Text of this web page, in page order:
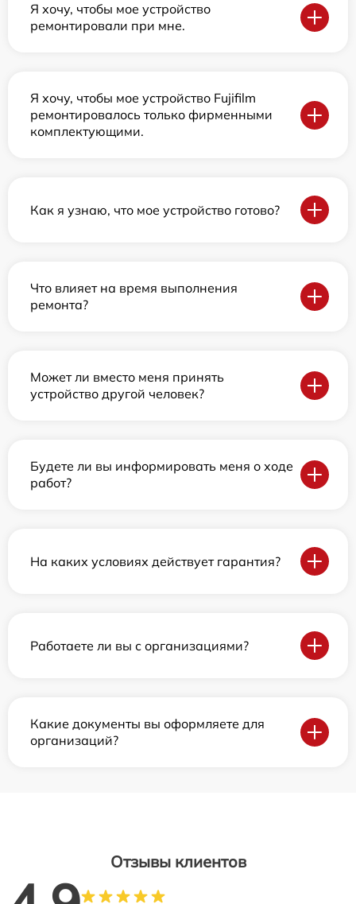
Я хочу, чтобы мое устройство
ремонтировали при мне.
Я хочу, чтобы мое устройство Fujifilm
ремонтировалось только фирменными
комплектующими.
Как я узнаю, что мое устройство готово?
Что влияет на время выполнения
ремонта?
Может ли вместо меня принять
устройство другой человек?
Будете ли вы информировать меня о ходе
работ?
На каких условиях действует гарантия?
Работаете ли вы с организациями?
Какие документы вы оформляете для
организаций?
Отзывы клиентов